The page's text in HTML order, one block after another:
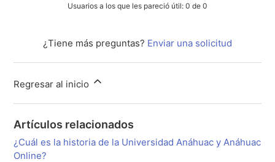
Usuarios a los que les pareció útil: 0 de 0
¿Tiene más preguntas? Enviar una solicitud
Regresar al inicio
Artículos relacionados
¿Cuál es la historia de la Universidad Anáhuac y Anáhuac
Online?